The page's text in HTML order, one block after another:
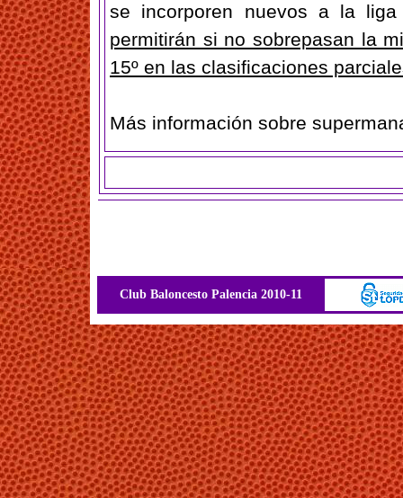
se incorporen nuevos a la
permitirán si no sobrepasan la
15º en las clasificaciones
Más información sobre
Club Baloncesto Palencia 2010-11